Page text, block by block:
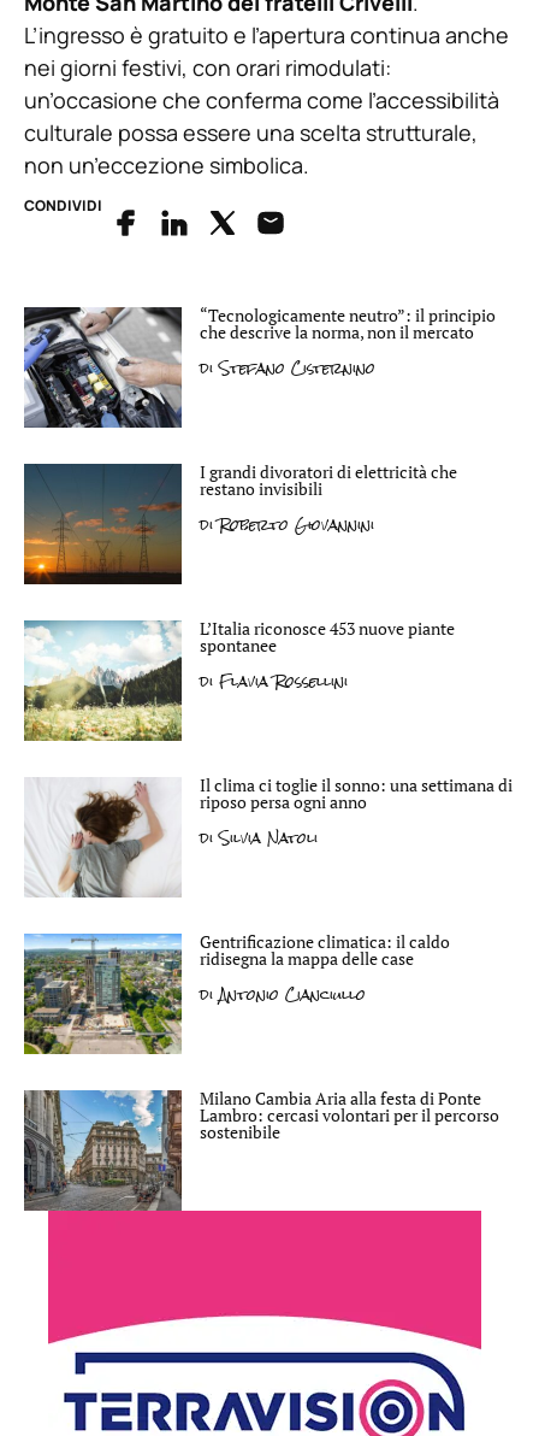
L’ingresso è gratuito e l’apertura continua anche
nei giorni festivi, con orari rimodulati:
un’occasione che conferma come l’accessibilità
culturale possa essere una scelta strutturale,
non un’eccezione simbolica.
CONDIVIDI
“Tecnologicamente neutro”: il principio
che descrive la norma, non il mercato
diStefano Cisternino
I grandi divoratori di elettricità che
restano invisibili
diRoberto Giovannini
L’Italia riconosce 453 nuove piante
spontanee
di Flavia Rossellini
Il clima ci toglie il sonno: una settimana di
riposo persa ogni anno
diSilvia Natoli
Gentrificazione climatica: il caldo
ridisegna la mappa delle case
diAntonio Cianciullo
Milano Cambia Aria alla festa di Ponte
Lambro: cercasi volontari per il percorso
sostenibile